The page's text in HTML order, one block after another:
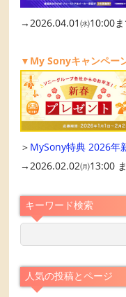
→2026.04.01㈬10:00
▼My Sonyキャンペー
＞ MySony特典 2026年
→2026.02.02㈪13:00
キーワード検索
人気の投稿とページ